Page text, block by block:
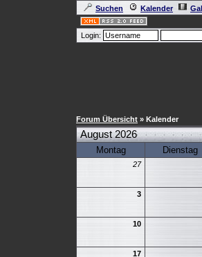
Suchen Kalender
Login:
Forum Übersicht » Kalender
August 2026
Montag Dienstag
27
3
10
17